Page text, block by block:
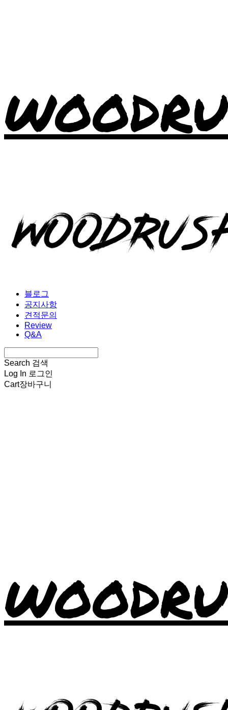
블로그
공지사항
견적문의
Review
Q&A
Search 검색
Log In 로그인
Cart장바구니